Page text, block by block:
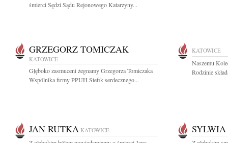
śmierci Sędzi Sądu Rejonowego Katarzyny...
GRZEGORZ TOMICZAK
KATOWICE
Głęboko zasmuceni żegnamy Grzegorza Tomiczaka
Wspólnika firmy PPUH Stefik serdecznego...
KATOWICE
Naszemu
Rodzinie
JAN RUTKA KATOWICE